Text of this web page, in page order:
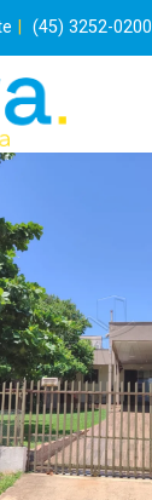
(45) 3252-0200